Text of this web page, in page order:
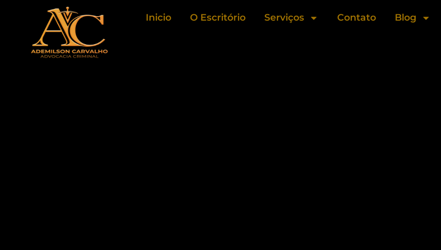
conteúdo
Inicio O Escritório Serviços Contato Blog